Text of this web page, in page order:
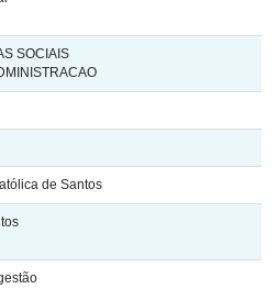
SOCIAIS
de Santos